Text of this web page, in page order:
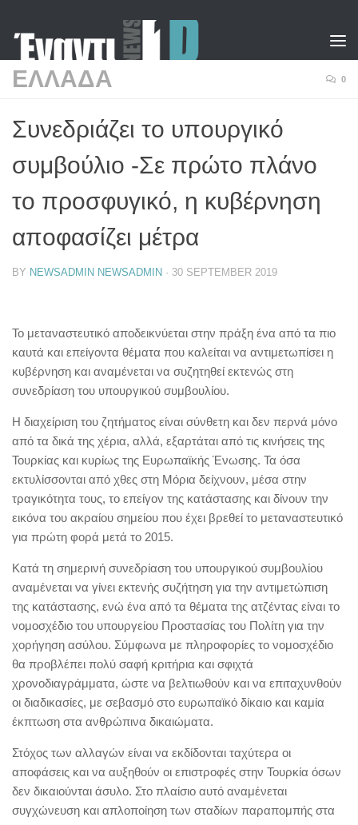
ΕΛΛΑΔΑ 0
Συνεδριάζει το υπουργικό
συμβούλιο -Σε πρώτο πλάνο
το προσφυγικό, η κυβέρνηση
αποφασίζει μέτρα
BY NEWSADMIN NEWSADMIN · 30 SEPTEMBER 2019
Το μεταναστευτικό αποδεικνύεται στην πράξη ένα από τα πιο
καυτά και επείγοντα θέματα που καλείται να αντιμετωπίσει η
κυβέρνηση και αναμένεται να συζητηθεί εκτενώς στη
συνεδρίαση του υπουργικού συμβουλίου.
Η διαχείριση του ζητήματος είναι σύνθετη και δεν περνά μόνο
από τα δικά της χέρια, αλλά, εξαρτάται από τις κινήσεις της
Τουρκίας και κυρίως της Ευρωπαϊκής Ένωσης. Τα όσα
εκτυλίσσονται από χθες στη Μόρια δείχνουν, μέσα στην
τραγικότητα τους, το επείγον της κατάστασης και δίνουν την
εικόνα του ακραίου σημείου που έχει βρεθεί το μεταναστευτικό
για πρώτη φορά μετά το 2015.
Κατά τη σημερινή συνεδρίαση του υπουργικού συμβουλίου
αναμένεται να γίνει εκτενής συζήτηση για την αντιμετώπιση
της κατάστασης, ενώ ένα από τα θέματα της ατζέντας είναι το
νομοσχέδιο του υπουργείου Προστασίας του Πολίτη για την
χορήγηση ασύλου. Σύμφωνα με πληροφορίες το νομοσχέδιο
θα προβλέπει πολύ σαφή κριτήρια και σφιχτά
χρονοδιαγράμματα, ώστε να βελτιωθούν και να επιταχυνθούν
οι διαδικασίες, με σεβασμό στο ευρωπαϊκό δίκαιο και καμία
έκπτωση στα ανθρώπινα δικαιώματα.
Στόχος των αλλαγών είναι να εκδίδονται ταχύτερα οι
αποφάσεις και να αυξηθούν οι επιστροφές στην Τουρκία όσων
δεν δικαιούνται άσυλο. Στο πλαίσιο αυτό αναμένεται
συγχώνευση και απλοποίηση των σταδίων παραπομπής στα